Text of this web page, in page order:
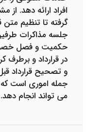
افراد ارائه دهد. از
گرفته تا تنظیم متن
جلسه مذاکرات
حکمیت و فصل
در قرارداد و برطرف
و تصحیح قرارداد
جمله اموری است
می تواند انجام دهد.